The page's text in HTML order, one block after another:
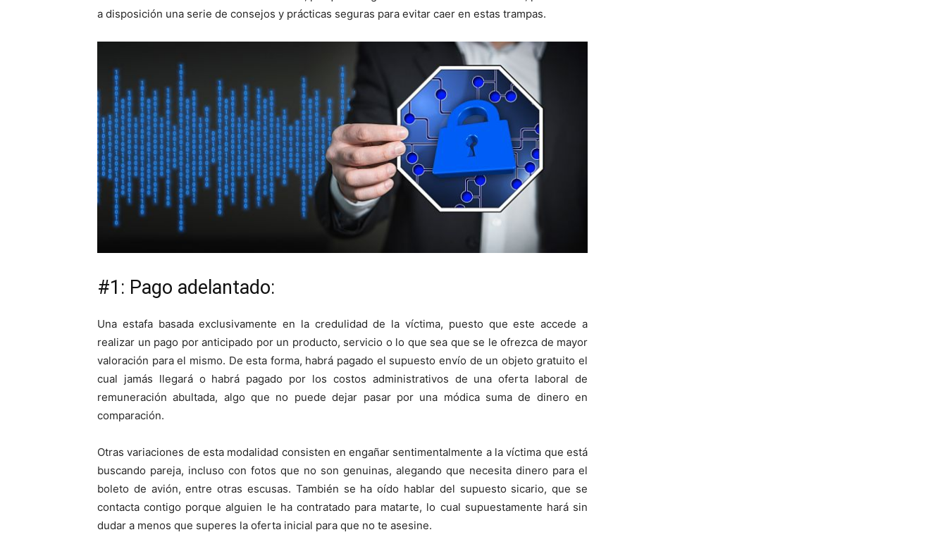
a disposición una serie de consejos y prácticas seguras para evitar caer en estas trampas.
#1: Pago adelantado:
Una estafa basada exclusivamente en la credulidad de la víctima, puesto que este accede a
realizar un pago por anticipado por un producto, servicio o lo que sea que se le ofrezca de mayor
valoración para el mismo. De esta forma, habrá pagado el supuesto envío de un objeto gratuito el
cual jamás llegará o habrá pagado por los costos administrativos de una oferta laboral de
remuneración abultada, algo que no puede dejar pasar por una módica suma de dinero en
comparación.
Otras variaciones de esta modalidad consisten en engañar sentimentalmente a la víctima que está
buscando pareja, incluso con fotos que no son genuinas, alegando que necesita dinero para el
boleto de avión, entre otras escusas. También se ha oído hablar del supuesto sicario, que se
contacta contigo porque alguien le ha contratado para matarte, lo cual supuestamente hará sin
dudar a menos que superes la oferta inicial para que no te asesine.